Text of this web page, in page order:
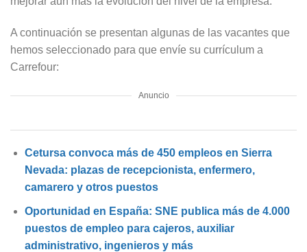
A continuación se presentan algunas de las vacantes que
hemos seleccionado para que envíe su currículum a
Carrefour:
Anuncio
Cetursa convoca más de 450 empleos en Sierra
Nevada: plazas de recepcionista, enfermero,
camarero y otros puestos
Oportunidad en España: SNE publica más de 4.000
puestos de empleo para cajeros, auxiliar
administrativo, ingenieros y más